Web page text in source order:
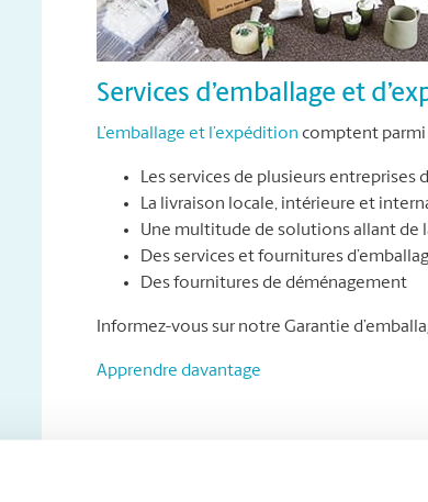
Services d’emballage et
L’emballage et l’expédition comptent parmi
Les services de plusieurs entreprises
La livraison locale, intérieure et
Une multitude de solutions allant de
Des services et fournitures
Des fournitures de déménagement
Informez-vous sur notre Garantie
Apprendre davantage